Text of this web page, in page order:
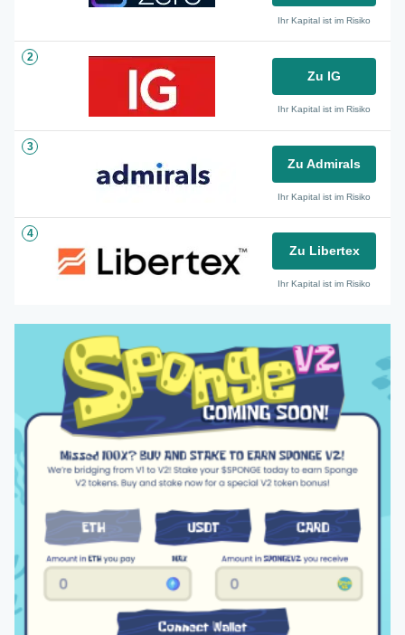
Ihr Kapital ist im Risiko
2
Zu IG
Ihr Kapital ist im Risiko
3
Zu Admirals
Ihr Kapital ist im Risiko
4
Zu Libertex
Ihr Kapital ist im Risiko